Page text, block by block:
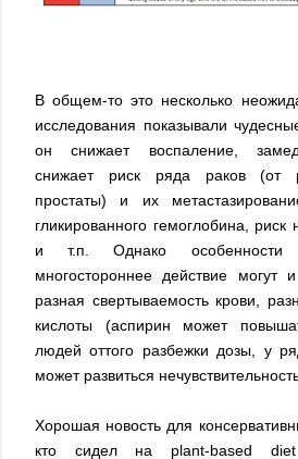
В общем-то это несколько
исследования показывали
он снижает воспаление,
снижает риск ряда раков (от
простаты) и их
гликированного гемоглобина, риск
и т.п. Однако
многостороннее действие могут
разная свертываемость крови,
кислоты (аспирин может
людей оттого разбежки дозы, у
может развиться
Хорошая новость для
кто сидел на plant-based